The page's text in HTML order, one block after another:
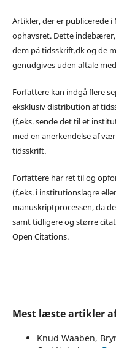
Artikler, der er publicerede
ophavsret. Dette
dem på tidsskrift.dk og de
genudgives uden aftale
Forfattere kan indgå flere
eksklusiv distribution af
(f.eks. sende det til et
med en anerkendelse af
tidsskrift.
Forfattere har ret til og
(f.eks. i institutionslagre
manuskriptprocessen, da
samt tidligere og større
Open Citations.
Mest læste artikler
Knud Waaben,